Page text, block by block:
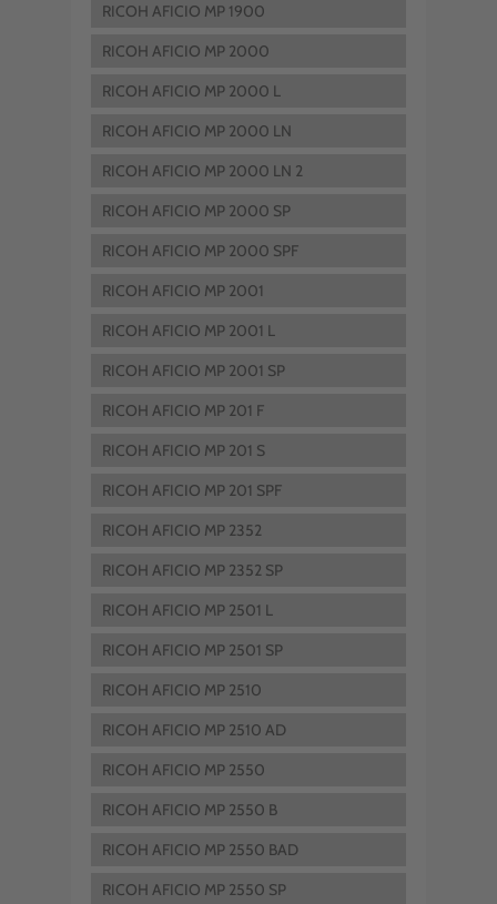
RICOH AFICIO MP 1900
RICOH AFICIO MP 2000
RICOH AFICIO MP 2000 L
RICOH AFICIO MP 2000 LN
RICOH AFICIO MP 2000 LN 2
RICOH AFICIO MP 2000 SP
RICOH AFICIO MP 2000 SPF
RICOH AFICIO MP 2001
RICOH AFICIO MP 2001 L
RICOH AFICIO MP 2001 SP
RICOH AFICIO MP 201 F
RICOH AFICIO MP 201 S
RICOH AFICIO MP 201 SPF
RICOH AFICIO MP 2352
RICOH AFICIO MP 2352 SP
RICOH AFICIO MP 2501 L
RICOH AFICIO MP 2501 SP
RICOH AFICIO MP 2510
RICOH AFICIO MP 2510 AD
RICOH AFICIO MP 2550
RICOH AFICIO MP 2550 B
RICOH AFICIO MP 2550 BAD
RICOH AFICIO MP 2550 SP